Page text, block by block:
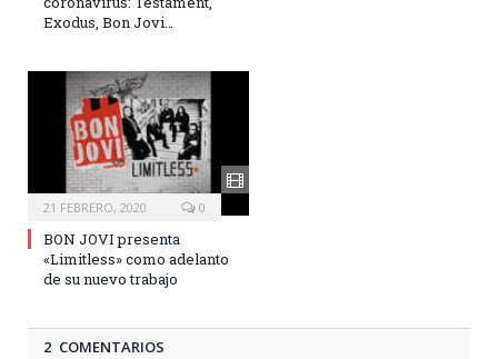
Exodus, Bon Jovi…
21 FEBRERO, 2020 0
BON JOVI presenta
«Limitless» como adelanto
de su nuevo trabajo
2 COMENTARIOS